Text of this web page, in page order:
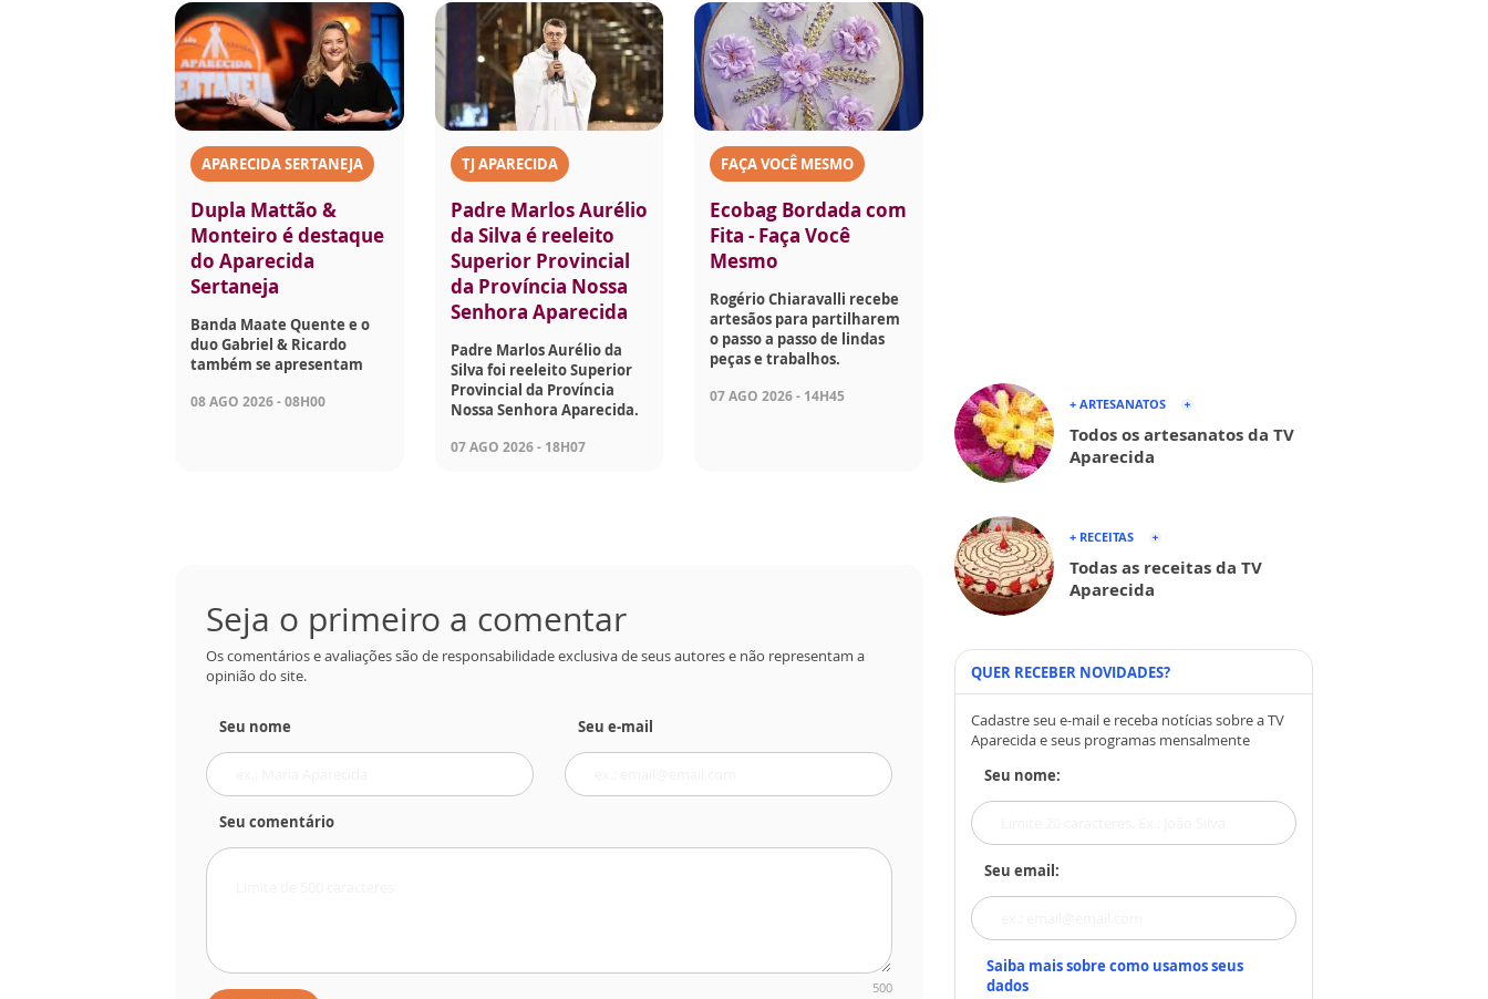
APARECIDA SERTANEJA
Dupla Mattão &
Monteiro é destaque
do Aparecida
Sertaneja
Banda Maate Quente e o
duo Gabriel & Ricardo
também se apresentam
08 AGO 2026 - 08H00
TJ APARECIDA
Padre Marlos Aurélio
da Silva é reeleito
Superior Provincial
da Província Nossa
Senhora Aparecida
Padre Marlos Aurélio da
Silva foi reeleito Superior
Provincial da Província
Nossa Senhora Aparecida.
07 AGO 2026 - 18H07
FAÇA VOCÊ MESMO
Ecobag Bordada com
Fita - Faça Você
Mesmo
Rogério Chiaravalli recebe
artesãos para partilharem
o passo a passo de lindas
peças e trabalhos.
07 AGO 2026 - 14H45
Seja o primeiro a comentar
Os comentários e avaliações são de responsabilidade exclusiva de seus autores e não representam a
opinião do site.
Seu nome Seu e-mail
Seu comentário
500
+ ARTESANATOS
Todos os artesanatos da TV
Aparecida
+ RECEITAS
Todas as receitas da TV
Aparecida
QUER RECEBER NOVIDADES?
Cadastre seu e-mail e receba notícias sobre a TV
Aparecida e seus programas mensalmente
Seu nome:
Seu email:
Saiba mais sobre como usamos seus
dados